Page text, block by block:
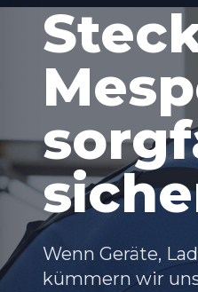
Wenn Geräte,
kümmern wir